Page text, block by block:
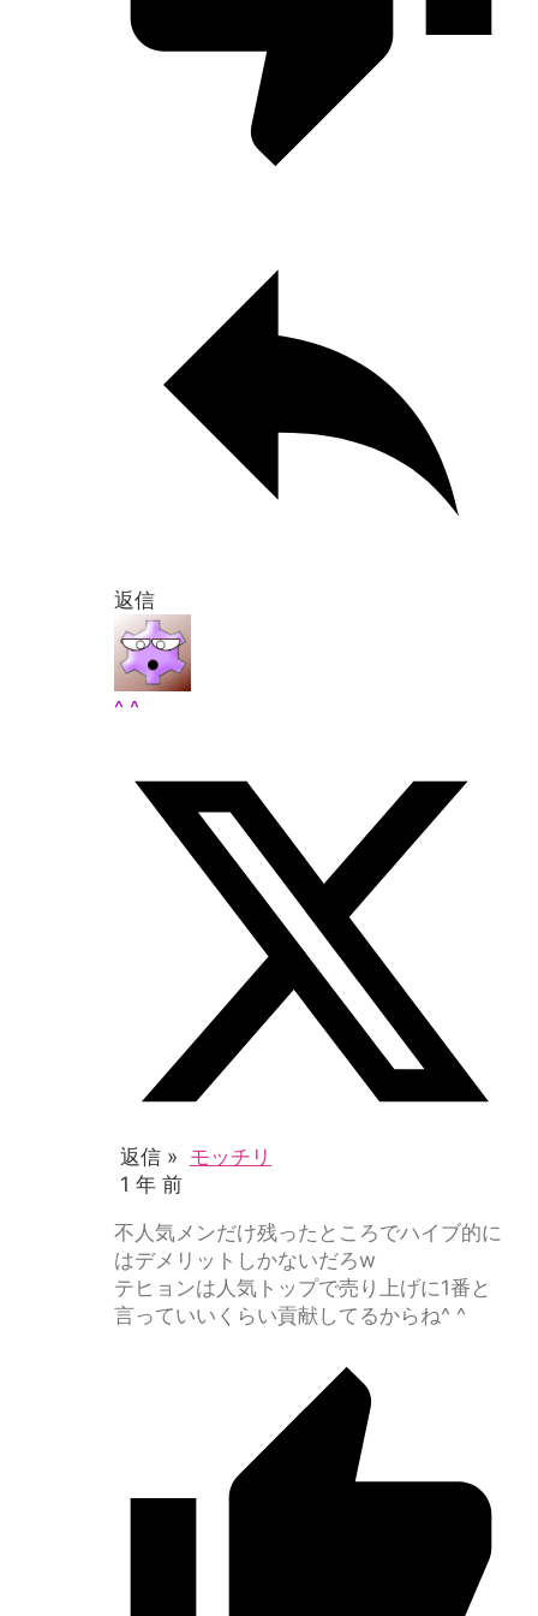
返信
^ ^
返信 » モッチリ
1 年 前
不人気メンだけ残ったところでハイブ的に
はデメリットしかないだろw
テヒョンは人気トップで売り上げに1番と
言っていいくらい貢献してるからね^ ^